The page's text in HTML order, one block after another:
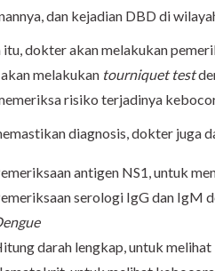
dan kejadian DBD di
itu, dokter akan melakukan
melakukan tourniquet test
risiko terjadinya
diagnosis, dokter juga
antigen NS1, untuk
serologi IgG dan IgM
darah lengkap, untuk